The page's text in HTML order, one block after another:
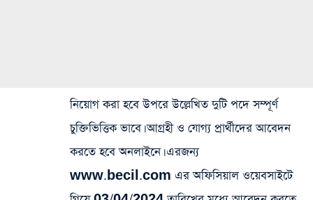
নিয়োগ করা হবে উপরে উল্লেখিত দুটি পদে সম্পূর্ণ
চুক্তিভিত্তিক ভাবে। আগ্রহী ও যোগ্য প্রার্থীদের আবেদন
করতে হবে অনলাইনে। এরজন্য
www.becil.com এর অফিসিয়াল ওয়েবসাইটে